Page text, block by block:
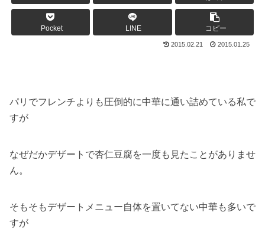
Pocket LINE コピー
2015.02.21 2015.01.25
パリでフレンチよりも圧倒的に中華に通い詰めている私で
すが
なぜだかデザートで杏仁豆腐を一度も見たことがありませ
ん。
そもそもデザートメニュー自体を置いてない中華も多いで
すが